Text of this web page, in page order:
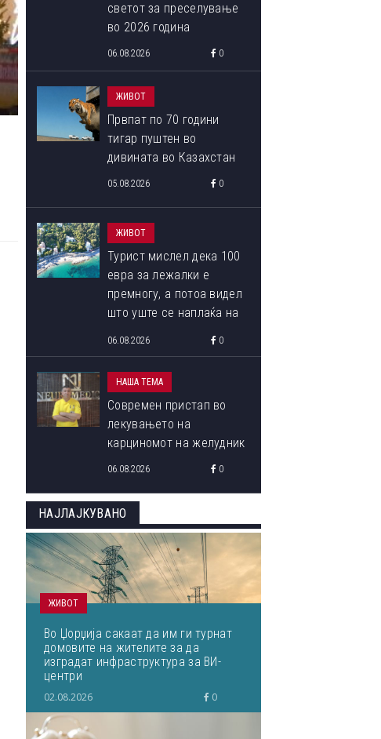
светот за преселување
во 2026 година
06.08.2026 0
ЖИВОТ
Првпат по 70 години
тигар пуштен во
дивината во Казахстан
05.08.2026 0
ЖИВОТ
Турист мислел дека 100
евра за лежалки е
премногу, а потоа видел
што уште се наплаќа на
06.08.2026 0
НАША ТЕМА
Современ пристап во
лекувањето на
карциномот на желудник
06.08.2026 0
НАЈЛАЈКУВАНО
ЖИВОТ
Во Џорџија сакаат да им ги турнат
домовите на жителите за да
изградат инфраструктура за ВИ-
центри
02.08.2026 0